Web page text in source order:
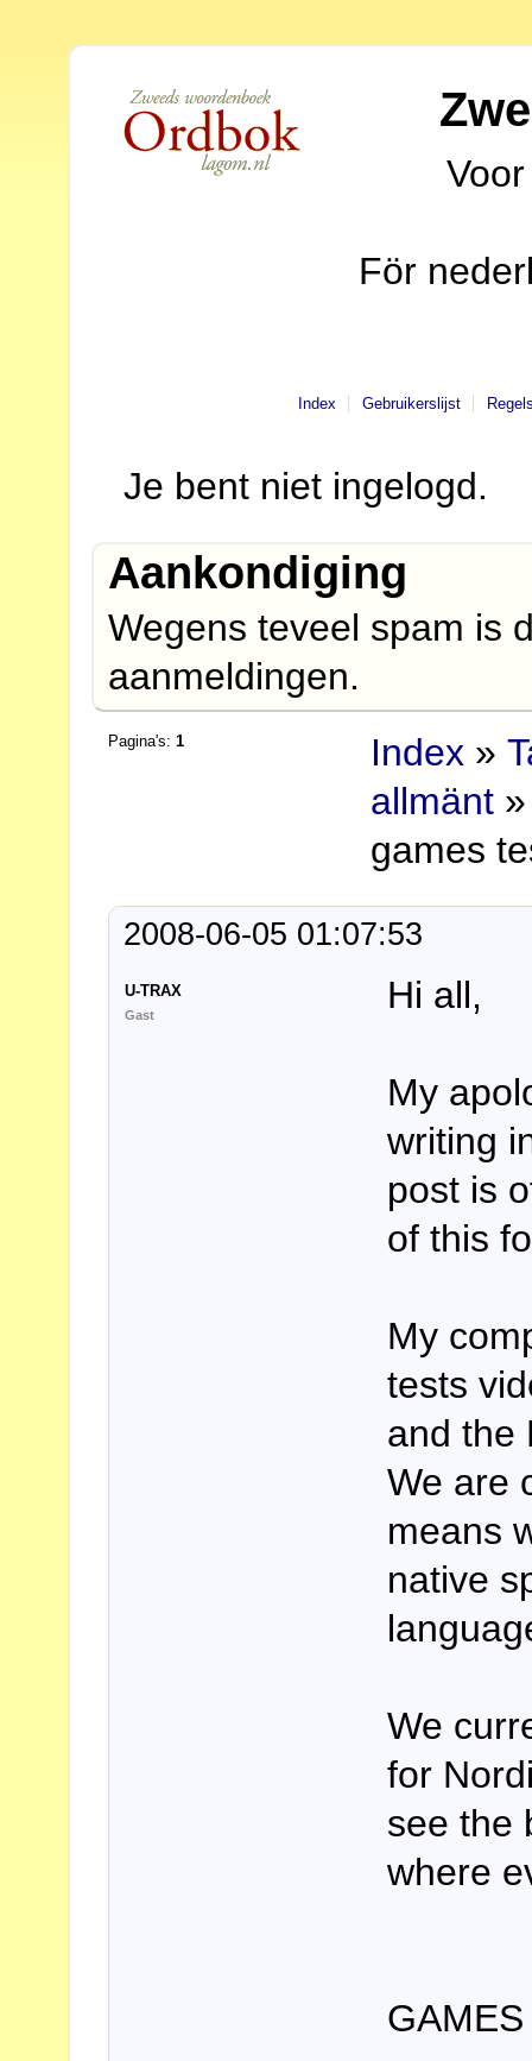
För
Index Gebruikerslijst
Je bent niet ingelogd.
Aankondiging
Wegens teveel spam is
aanmeldingen.
Pagina's:1 Index »
allmänt
games
2008-06-05 01:07:53
U-TRAX
Gast Hi all,
My
writing
post is
of this
My
tests
and the
We are
means
native
We
for
see the
where